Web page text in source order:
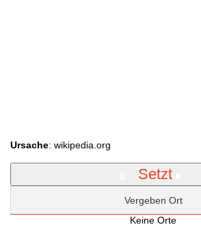
Ursache: wikipedia.org
Setzt
Vergeben Ort
Keine Orte